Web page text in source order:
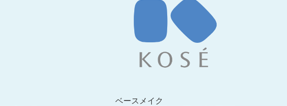
ベースメイク